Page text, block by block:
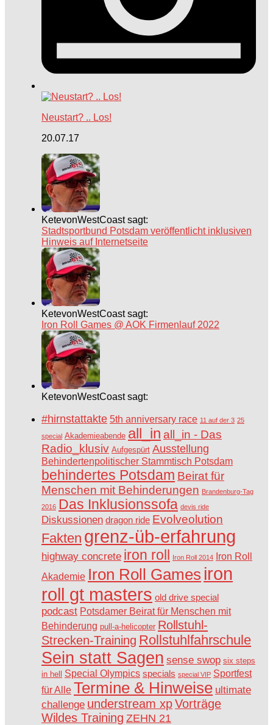
Neustart? .. Los!
20.07.17
KetevonWestCoast sagt:
Stadtsportbund Potsdam veröffentlicht inklusiven
Hinweis auf Internetseite
KetevonWestCoast sagt:
Iron Roll Games @ AOK Firmenlauf 2022
KetevonWestCoast sagt:
#hirnstattakte 5th anniversary race 11 auf der 3 25
special Akademieabende all_in all_in - Das
Radio_klusiv Aufgespürt Ausstellung
Behindertenpolitischer Stammtisch Potsdam
behindertes Potsdam Beirat für
Menschen mit Behinderungen Brandenburg-Tag
2016 Das Inklusionssofa devis ride
Diskussionen dragon ride Evolveolution
Fakten grenz-üb-erfahrung
highway concrete iron roll Iron Roll 2014 Iron Roll
Akademie Iron Roll Games iron
roll gt masters old drive special
podcast Potsdamer Beirat für Menschen mit
Behinderung pull-a-helicopter Rollstuhl-
Strecken-Training Rollstuhlfahrschule
Sein statt Sagen sense swop six steps
in hell
Special Olympics specials special VIP Sportfest
für Alle Termine & Hinweise ultimate
challenge understream xpVorträge
Wildes Training ZEHN 21